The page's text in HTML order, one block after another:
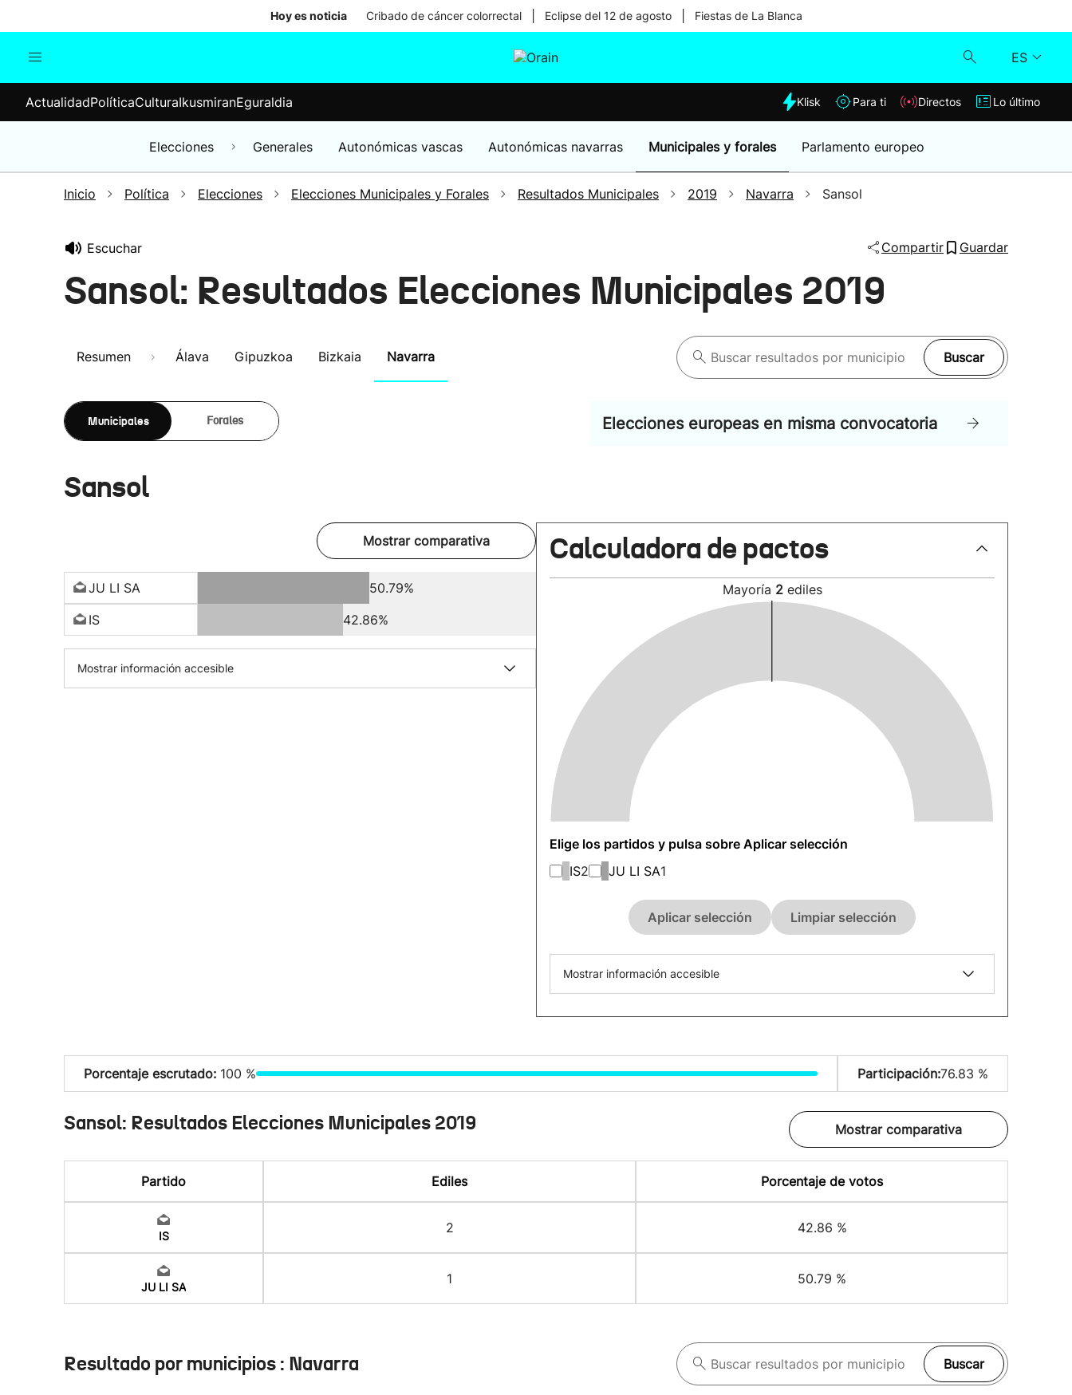
Hoy es noticia Cribado de cáncer colorrectal Eclipse del 12 de agosto Fiestas de La Blanca
ES
Elecciones
Klisk
Lo último
ActualidadPolíticaCulturaIkusmiranEguraldia Klisk Para ti Directos Lo último
Elecciones Generales Autonómicas vascas Autonómicas navarras Municipales y forales Parlamento europeo
Inicio Política Elecciones Elecciones Municipales y Forales Resultados Municipales 2019 Navarra Sansol
Escuchar Compartir Guardar
Sansol: Resultados Elecciones Municipales 2019
Resumen Álava Gipuzkoa Bizkaia Navarra Buscar
Municipales Forales Elecciones europeas en misma convocatoria
Sansol
Mostrar comparativa
JU LI SA
50.79%
IS
42.86%
Mostrar información accesible
Calculadora de pactos
Mayoría 2 ediles
Elige los partidos y pulsa sobre Aplicar selección
IS2 JU LI SA1
Aplicar selección Limpiar selección
Mostrar información accesible
Porcentaje escrutado: 100 % Participación:76.83 %
Sansol: Resultados Elecciones Municipales 2019 Mostrar comparativa
Partido Ediles Porcentaje de votos
IS
2 42.86 %
JU LI SA
1 50.79 %
Resultado por municipios : Navarra Buscar